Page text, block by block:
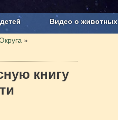
Видео о животных
»
книгу